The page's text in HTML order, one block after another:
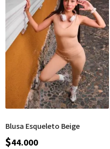
Blusa Esqueleto Beige
$44.000